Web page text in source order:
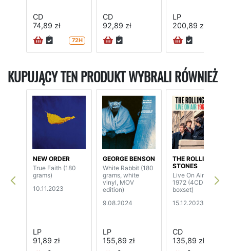
CD
74,89 zł
72H
CD
92,89 zł
LP
200,89 zł
KUPUJĄCY TEN PRODUKT WYBRALI RÓWNIEŻ
NEW ORDER
True Faith (180
grams)
10.11.2023
LP
91,89 zł
GEORGE BENSON
White Rabbit (180
grams, white
vinyl, MOV
edition)
9.08.2024
LP
155,89 zł
THE ROLLING
STONES
Live On Air 1963-
1972 (4CD
boxset)
15.12.2023
CD
135,89 zł